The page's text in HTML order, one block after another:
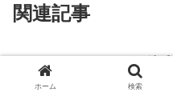
関連記事
復縁の考え方・ヒント
彼
判
ホーム 検索